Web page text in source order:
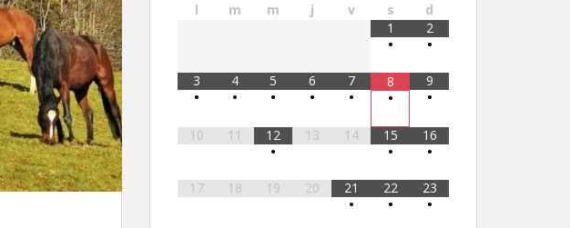
l m m j v s
d
1
•
2
•
3
•
4
•
5
•
6
•
7
•
8
•
9
•
10 11
12
•
13 14
15
•
16
•
17 18 19 20
21
•
22
•
23
•